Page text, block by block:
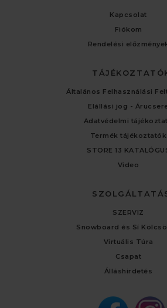
Kapcsolat
Fiókom
Rendelési
Általános Felhasználási
Elállási jog -
Adatvédelmi
Termék tájékoztatók
STORE 13
Video
SZERVIZ
Snowboard és Sí
Virtuális Túra
Csapat
Álláshirdetés